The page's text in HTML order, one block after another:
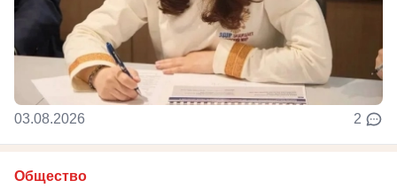
03.08.2026 2
Общество